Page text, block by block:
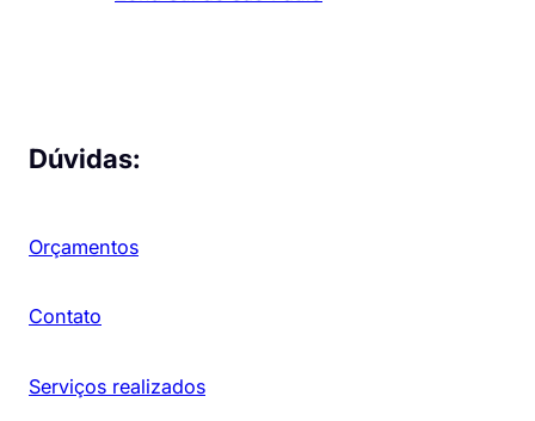
Dúvidas:
Orçamentos
Contato
Serviços realizados